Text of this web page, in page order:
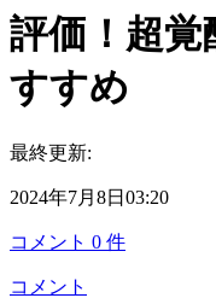
評価！超覚
すすめ
最終更新:
2024年7月8日03:20
コメント 0 件
コメント